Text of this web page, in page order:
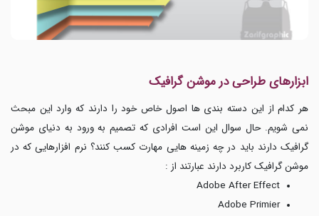
ابزارهای طراحی در موشن گرافیک
هر کدام از این دسته بندی ها اصول خاص خود را دارند که وارد این مبحث
نمی شویم. حال سوال این است افرادی که تصمیم به ورود به دنیای موشن
گرافیک دارند باید در چه زمینه هایی مهارت کسب کنند؟ نرم افزارهایی که در
موشن گرافیک کاربرد دارند عبارتند از :
Adobe After Effect
Adobe Primier